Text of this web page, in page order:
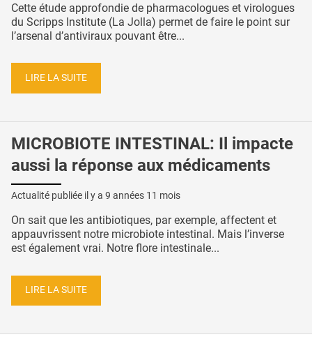
Cette étude approfondie de pharmacologues et virologues
du Scripps Institute (La Jolla) permet de faire le point sur
l’arsenal d’antiviraux pouvant être...
LIRE LA SUITE
MICROBIOTE INTESTINAL: Il impacte
aussi la réponse aux médicaments
Actualité publiée il y a 9 années 11 mois
On sait que les antibiotiques, par exemple, affectent et
appauvrissent notre microbiote intestinal. Mais l’inverse
est également vrai. Notre flore intestinale...
LIRE LA SUITE